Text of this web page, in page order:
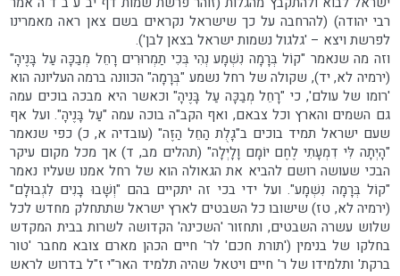
רבי יהודה) (להרחבה על כך שישראל נקראים בשם צאן ראה מאמרינו
לפרשת ויצא – 'גלגול נשמות ישראל בצאן לבן').
וזה מה שנאמר "קוֹל בְּרָמָה נִשְׁמָע נְהִי בְּכִי תַמְרוּרִים רָחֵל מְבַכָּה עַל בָּנֶיהָ"
(ירמיה לא, יד), שקולה של רחל נשמע "בְּרָמָה" הכוונה ברמה העליונה הוא
'רומו של עולם', כי "רָחֵל מְבַכָּה עַל בָּנֶיהָ" וכאשר היא מבכה בוכים עמה
גם השמים והארץ וכל צבאם, ואף הקב"ה בוכה עמה "עַל בָּנֶיהָ". ועל אף
שעם ישראל תמיד בוכים ב"גָלֻת הַחֵל הַזֶּה" (עובדיה א, כ) כפי שנאמר
"הָיְתָה לִּי דִמְעָתִי לֶחֶם יוֹמָם וָלָיְלָה" (תהלים מב, ד) אך מכל מקום עיקר
הבכי שעושה רושם להביא את הגאולה הוא של רחל אמנו שעליו נאמר
"קוֹל בְּרָמָה נִשְׁמָע". ועל ידי בכי זה יתקיים בהם "וְשָׁבוּ בָנִים לִגְבוּלָם"
(ירמיה לא, טז) שישובו כל השבטים לארץ ישראל שתתחלק מחדש לכל
שלוש עשרה השבטים, ותחזור 'השכינה' הקדושה לשרות בבית המקדש
בחלקו של בנימין ('תורת חכם' לר' חיים הכהן מארם צובא מחבר 'טור
ברקת' ותלמידו של ר' חיים ויטאל שהיה תלמיד האר"י ז"ל בדרוש לראש